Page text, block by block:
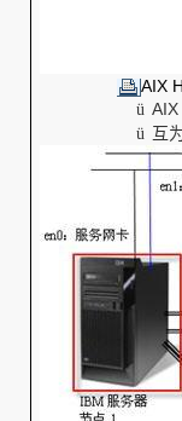
AIX
ü
ü 互